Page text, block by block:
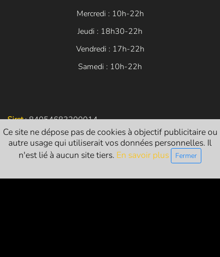
Mercredi : 10h-22h
Jeudi : 18h30-22h
Vendredi : 17h-22h
Samedi : 10h-22h
Siret: 84054683200014
Licences d’entrepreneur de spectacle vivant :
L-R-24-1786 (catégorie 1 - exploitant)
Ce site ne dépose pas de cookies à objectif publicitaire ou
autre usage qui utiliserait vos données personnelles. Il
n'est lié à aucun site tiers. En savoir plus Fermer